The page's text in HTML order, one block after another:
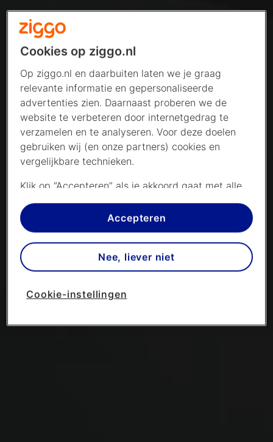
Cookies op ziggo.nl
Op ziggo.nl en daarbuiten laten we je graag
relevante informatie en gepersonaliseerde
advertenties zien. Daarnaast proberen we de
website te verbeteren door internetgedrag te
verzamelen en te analyseren. Voor deze doelen
gebruiken wij (en onze partners) cookies en
vergelijkbare technieken.
Klik op “Accepteren” als je akkoord gaat met alle
cookies. Kies je voor “Nee, liever niet”, dan
plaatsen we alleen strikt noodzakelijke cookies om
de website goed te laten werken. Dat betekent
dat we geen vormen van personalisatie
toepassen.
cookies worden geplaatst. Je kan je keuze altijd
privacy beleidlees je meer over hoe we omgaan
Accepteren
Nee, liever niet
Cookie-instellingen